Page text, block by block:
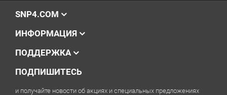
SNP4.COM
ИНФОРМАЦИЯ
ПОДДЕРЖКА
ПОДПИШИТЕСЬ
и получайте новости об акциях и специальных предложениях